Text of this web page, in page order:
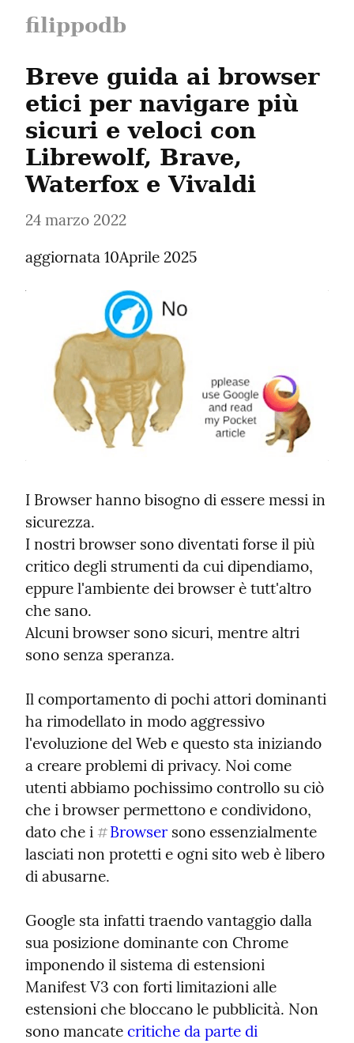
filippodb
Breve guida ai browser
etici per navigare più
sicuri e veloci con
Librewolf, Brave,
Waterfox e Vivaldi
24 marzo 2022
aggiornata 10Aprile 2025
I Browser hanno bisogno di essere messi in
sicurezza.
I nostri browser sono diventati forse il più
critico degli strumenti da cui dipendiamo,
eppure l'ambiente dei browser è tutt'altro
che sano.
Alcuni browser sono sicuri, mentre altri
sono senza speranza.
Il comportamento di pochi attori dominanti
ha rimodellato in modo aggressivo
l'evoluzione del Web e questo sta iniziando
a creare problemi di privacy. Noi come
utenti abbiamo pochissimo controllo su ciò
che i browser permettono e condividono,
dato che i #Browser sono essenzialmente
lasciati non protetti e ogni sito web è libero
di abusarne.
Google sta infatti traendo vantaggio dalla
sua posizione dominante con Chrome
imponendo il sistema di estensioni
Manifest V3 con forti limitazioni alle
estensioni che bloccano le pubblicità. Non
sono mancate critiche da parte di